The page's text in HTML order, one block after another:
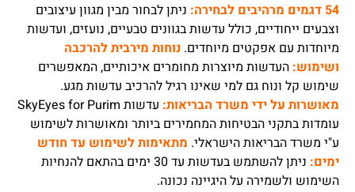
54 דגמים מרהיבים לבחירה:
ניתן לבחור מבין מגוון עיצובים
וצבעים ייחודיים, כולל עדשות בגוונים טבעיים, נועזים, ועדשות
מיוחדות עם אפקטים מיוחדים. נוחות מירבית להרכבה
ושימוש: העדשות מיוצרות מחומרים איכותיים, המאפשרים
שימוש קל ונוח גם למי שאינו רגיל להרכיב עדשות מגע.
מאושרות על ידי משרד הבריאות:
עדשות SkyEyes for Purim
עומדות בתקני הבטיחות המחמירים ביותר ומאושרות לשימוש
ע"י משרד הבריאות הישראלי. מתאימות לשימוש עד חודש
ימים:
ניתן להשתמש בעדשות עד 30 ימים בהתאם להנחיות
השימוש ולשמירה על היגיינה נכונה.